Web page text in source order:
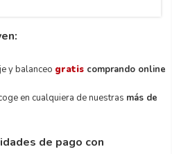
y balanceo gratis comprando online
en cualquiera de nuestras más de
de pago con